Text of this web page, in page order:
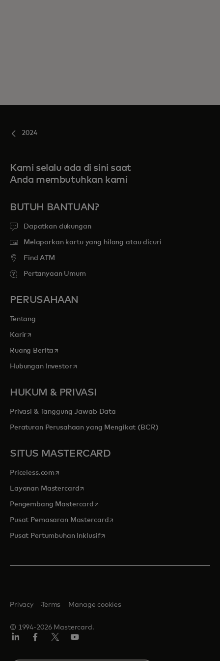
2024
Kami selalu ada di sini saat
Anda membutuhkan kami
BUTUH BANTUAN?
Dapatkan dukungan
Melaporkan kartu yang hilang atau dicuri
Find ATM
Pertanyaan Umum
PERUSAHAAN
Tentang
Kariropens in a new tab
Ruang Berita opens in a new tab
Hubungan Investoropens in a new tab
HUKUM & PRIVASI
Privasi & Tanggung Jawab Data
Peraturan Perusahaan yang Mengikat (BCR)
SITUS MASTERCARD
Priceless.com opens in a new tab
Layanan Mastercardopens in a new tab
Pengembang Mastercard opens in a new tab
Pusat Pemasaran Mastercardopens in a new tab
Pusat Pertumbuhan Inklusifopens in a new tab
© 1994-2026 Mastercard.
Privacy Terms Manage cookies